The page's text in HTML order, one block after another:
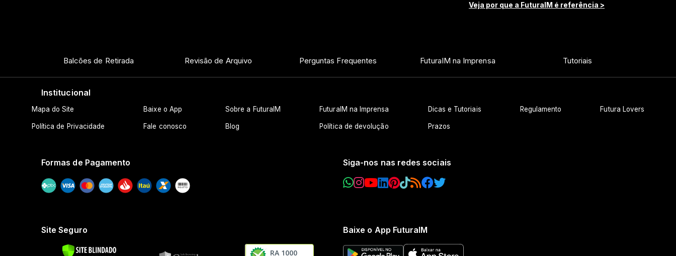
Veja por que a FuturaIM é referência >
Balcões de Retirada Revisão de Arquivo Perguntas Frequentes FuturaIM na Imprensa Tutoriais
Institucional
Mapa do Site Baixe o App Sobre a FuturaIM FuturaIM na Imprensa Dicas e Tutoriais Regulamento Futura Lovers
Política de Privacidade Fale conosco Blog Política de devolução Prazos
Formas de Pagamento Siga-nos nas redes sociais
Site Seguro
RA 1000
Baixe o App FuturaIM